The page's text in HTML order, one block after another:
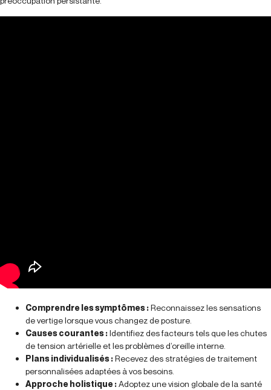
Comprendre les symptômes :Reconnaissez les sensations
de vertige lorsque vous changez de posture.
Causes courantes :Identifiez des facteurs tels que les chutes
de tension artérielle et les problèmes d’oreille interne.
Plans individualisés :Recevez des stratégies de traitement
personnalisées adaptées à vos besoins.
Approche holistique :Adoptez une vision globale de la santé